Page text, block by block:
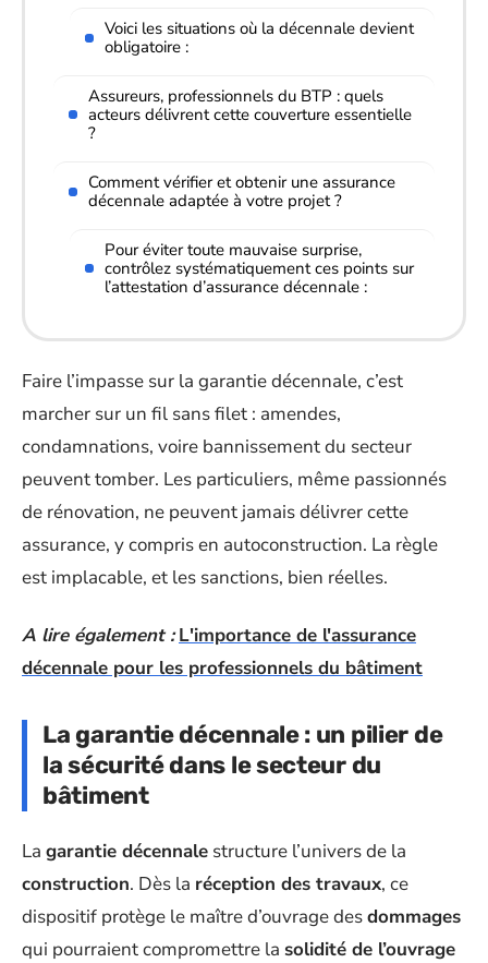
Voici les situations où la décennale devient
obligatoire :
Assureurs, professionnels du BTP : quels
acteurs délivrent cette couverture essentielle
?
Comment vérifier et obtenir une assurance
décennale adaptée à votre projet ?
Pour éviter toute mauvaise surprise,
contrôlez systématiquement ces points sur
l’attestation d’assurance décennale :
Faire l’impasse sur la garantie décennale, c’est
marcher sur un fil sans filet : amendes,
condamnations, voire bannissement du secteur
peuvent tomber. Les particuliers, même passionnés
de rénovation, ne peuvent jamais délivrer cette
assurance, y compris en autoconstruction. La règle
est implacable, et les sanctions, bien réelles.
A lire également : L'importance de l'assurance
décennale pour les professionnels du bâtiment
La garantie décennale : un pilier de
la sécurité dans le secteur du
bâtiment
La garantie décennale structure l’univers de la
construction. Dès la réception des travaux, ce
dispositif protège le maître d’ouvrage desdommages
qui pourraient compromettre la solidité de l’ouvrage